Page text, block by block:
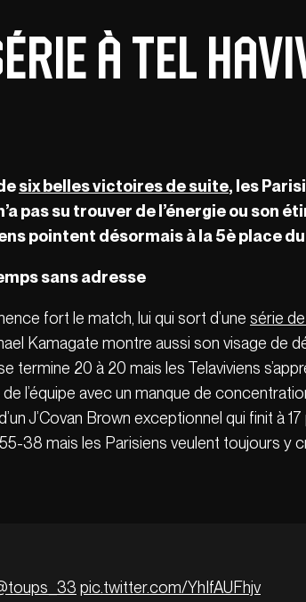
à Tel
six belles victoires de suite, les
pas su trouver de l’énergie ou son
pointent désormais à la 5è place du
sans adresse
fort le match, lui qui sort d’une série
Kamagate montre aussi son visage de
termine 20 à 20 mais les Telaviviens
l’équipe avec un manque de
J’Covan Brown exceptionnel qui finit à
38 mais les Parisiens veulent toujours y
pic.twitter.com/YhIfAUFhjv